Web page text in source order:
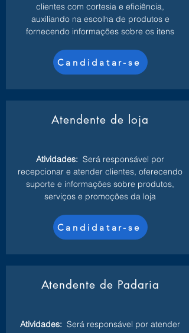
clientes com cortesia e eficiência,
auxiliando na escolha de produtos e
fornecendo informações sobre os itens
Candidatar-se
Atendente de loja
Atividades: Será responsável por
recepcionar e atender clientes, oferecendo
suporte e informações sobre produtos,
serviços e promoções da loja
Candidatar-se
Atendente de Padaria
Atividades: Será responsável por atender